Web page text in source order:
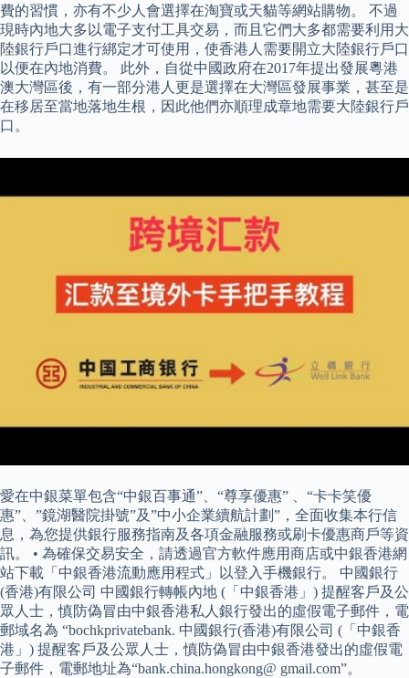
費的習慣，亦有不少人會選擇在淘寶或天貓等網站購物。 不過
現時內地大多以電子支付工具交易，而且它們大多都需要利用大
陸銀行戶口進行綁定才可使用，使香港人需要開立大陸銀行戶口
以便在內地消費。 此外，自從中國政府在2017年提出發展粵港
澳大灣區後，有一部分港人更是選擇在大灣區發展事業，甚至是
在移居至當地落地生根，因此他們亦順理成章地需要大陸銀行戶
口。
愛在中銀菜單包含“中銀百事通”、“尊享優惠” 、“卡卡笑優
惠”、”鏡湖醫院掛號”及”中小企業續航計劃”，全面收集本行信
息，為您提供銀行服務指南及各項金融服務或刷卡優惠商戶等資
訊。 • 為確保交易安全，請透過官方軟件應用商店或中銀香港網
站下載「中銀香港流動應用程式」以登入手機銀行。 中國銀行
(香港)有限公司 中國銀行轉帳內地 (「中銀香港」) 提醒客戶及公
眾人士，慎防偽冒由中銀香港私人銀行發出的虛假電子郵件，電
郵域名為 “bochkprivatebank. 中國銀行(香港)有限公司 (「中銀香
港」) 提醒客戶及公眾人士，慎防偽冒由中銀香港發出的虛假電
子郵件，電郵地址為“bank.china.hongkong@ gmail.com”。